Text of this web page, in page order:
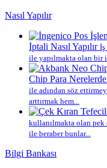
Nasıl Yapılır
İptali Nasıl Yapılır İş
ile yapılmakta olan bir
Chip Para
ile adından söz
arttırmak hem...
kullanılmakta olan
ile beraber bunlar...
Bilgi Bankası